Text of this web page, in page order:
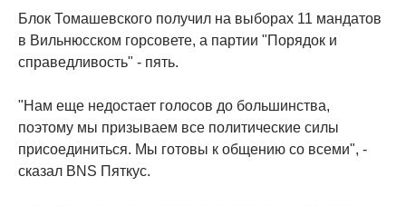
Блок Томашевского получил на выборах 11 мандатов
в Вильнюсском горсовете, а партии "Порядок и
справедливость" - пять.
"Нам еще недостает голосов до большинства,
поэтому мы призываем все политические силы
присоединиться. Мы готовы к общению со всеми", -
сказал BNS Пяткус.